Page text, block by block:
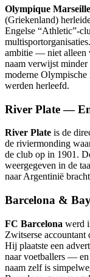
Olympique Marseille
(Griekenland)
Engelse “Athletic”-
ambitie — niet alleen
naam verwijst minder
moderne Olympische
werden herleefd.
River Plate —
River Plate is de
de riviermonding
de club op in 1901.
weergegeven in de
naar Argentinië
Barcelona &
FC Barcelona werd
Zwitserse
Hij plaatste een
naar voetballers — en
naam zelf is